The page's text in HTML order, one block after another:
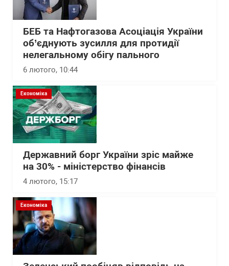
БЕБ та Нафтогазова Асоціація України
об’єднують зусилля для протидії
нелегальному обігу пального
6 лютого, 10:44
Економіка
Державний борг України зріс майже
на 30% - міністерство фінансів
4 лютого, 15:17
Економіка